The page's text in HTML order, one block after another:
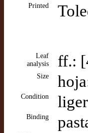
Printed
Leaf
analysis
ff.:
Size
Condition
Binding